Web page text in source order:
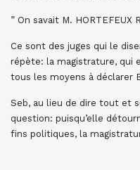
” On savait M. HORTEFEUX
Ce sont des juges qui le
répète: la magistrature, qui
tous les moyens à déclarer
Seb, au lieu de dire tout et
question: puisqu’elle
fins politiques, la